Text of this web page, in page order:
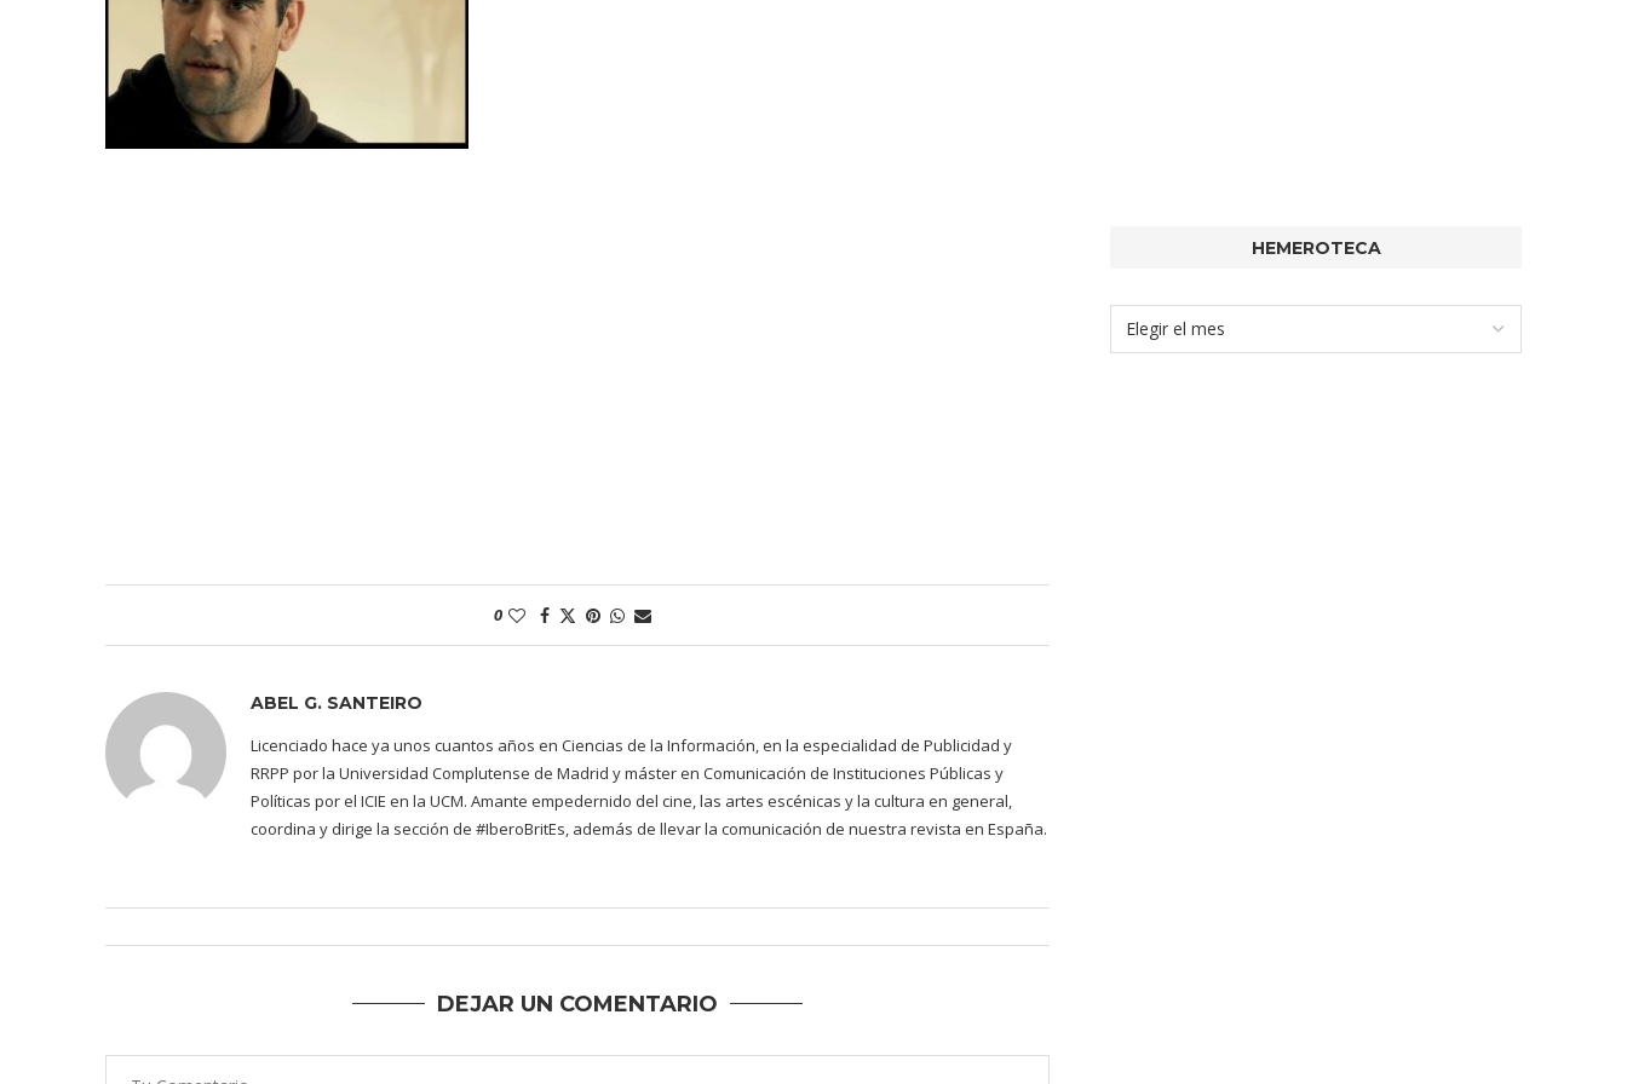
0
ABEL G. SANTEIRO
Licenciado hace ya unos cuantos años en Ciencias de la Información, en la especialidad de Publicidad y
RRPP por la Universidad Complutense de Madrid y máster en Comunicación de Instituciones Públicas y
Políticas por el ICIE en la UCM. Amante empedernido del cine, las artes escénicas y la cultura en general,
coordina y dirige la sección de #IberoBritEs, además de llevar la comunicación de nuestra revista en España.
DEJAR UN COMENTARIO
HEMEROTECA